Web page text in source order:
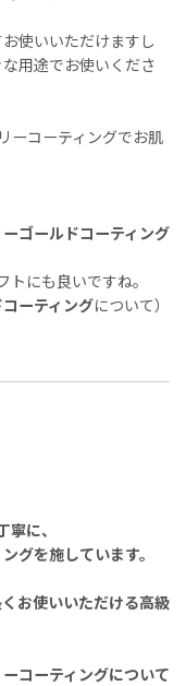
使いいただけますし
用途でお使いくださ
ーコーティングでお肌
ゴールドコーティング
トにも良いですね。
ーティングについて）
寧に、
グを施しています。
お使いいただける高級
コーティングについて